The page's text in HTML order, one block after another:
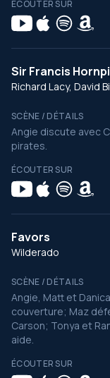
ÉCOUTER SUR
Sir Francis
Richard Lacy, David
SCÈNE / DÉTAILS
Angie discute avec
pirates.
ÉCOUTER SUR
Favors
Wilderado
SCÈNE / DÉTAILS
Angie, Matt et
couverture; Maz
Carson; Tonya et
aide.
ÉCOUTER SUR